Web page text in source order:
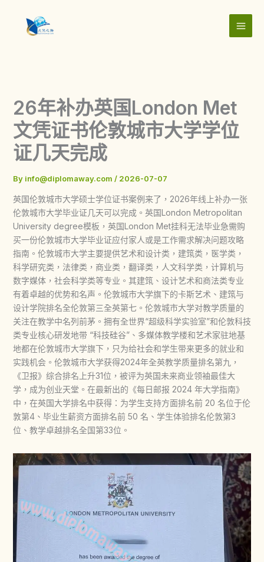
content
26年补办英国London Met
文凭证书伦敦城市大学学位
证几天完成
By info@diplomaway.com / 2026-07-07
英国伦敦城市大学硕士学位证书案例来了，2026年线上补办一张
伦敦城市大学毕业证几天可以完成。英国London Metropolitan
University degree模板，英国London Met挂科无法毕业急需购
买一份伦敦城市大学毕业证应付家人或是工作需求解决问题攻略
指南。伦敦城市大学主要提供艺术和设计类，建筑类，医学类，
科学研究类，法律类，商业类，翻译类，人文科学类，计算机与
数字媒体，社会科学类等专业。其建筑、设计艺术和商法类专业
有着卓越的优势和名声。伦敦城市大学旗下的卡斯艺术、建筑与
设计学院排名全伦敦第三全英第七。伦敦城市大学对教学质量的
关注在教学中名列前茅。拥有全世界“超级科学实验室”和伦敦科技
类专业核心研发地带 “科技硅谷”、多媒体教学楼和艺术家驻地基
地都在伦敦城市大学旗下，只为给社会和学生带来更多的就业和
实践机会。伦敦城市大学获得2024年全英教学质量排名第九，
《卫报》综合排名上升31位，被评为英国未来商业领袖最佳大
学，成为创业天堂。在最新出的《每日邮报 2024 年大学指南》
中，在英国大学排名中获得：为学生支持方面排名前 20 名位于伦
敦第4、毕业生薪资方面排名前 50 名、学生体验排名伦敦第3
位、教学卓越排名全国第33位。